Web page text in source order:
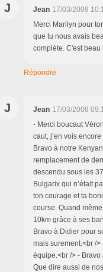
J Jean 17/03/2008
Merci Marilyn pour
que tu nous avais
complète. C'est
Répondre
J Jean 17/03/2008
- Merci boucaut
caut, j’en vois
Bravo à notre
remplacement de
descendu sous les
Bulgarix qui n’était
ton courage et ta
course. Quand
10km grâce à ses
Bravo à Didier pour
mais surement.<br /
équipe.<br /> -
Que dire aussi de